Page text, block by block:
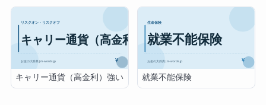
キャリー通貨（高金利）強い 就業不能保険